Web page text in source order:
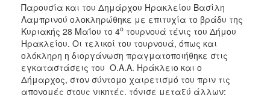
ΑΝΘΕΚΤΙΚΗ
ΠΟΛΗ
Παρουσία και του Δημάρχου Ηρακλείου Βασίλη
Λαμπρινού ολοκληρώθηκε με επιτυχία το βράδυ της
Κυριακής 28 Μαΐου το 4ο τουρνουά τένις του Δήμου
Ηρακλείου. Οι τελικοί του τουρνουά, όπως και
ολόκληρη η διοργάνωση πραγματοποιήθηκε στις
εγκαταστάσεις του Ο.Α.Α. Ηράκλειο και ο
Δήμαρχος, στον σύντομο χαιρετισμό του πριν τις
απονομές στους νικητές, τόνισε μεταξύ άλλων: